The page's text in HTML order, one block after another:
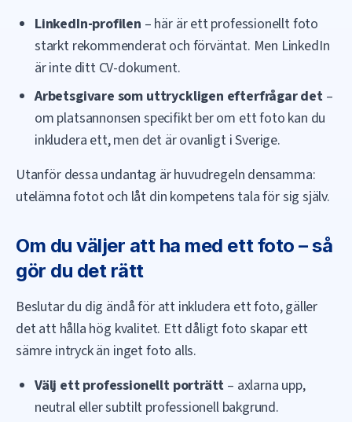
LinkedIn-profilen – här är ett professionellt foto
starkt rekommenderat och förväntat. Men LinkedIn
är inte ditt CV-dokument.
Arbetsgivare som uttryckligen efterfrågar det–
om platsannonsen specifikt ber om ett foto kan du
inkludera ett, men det är ovanligt i Sverige.
Utanför dessa undantag är huvudregeln densamma:
utelämna fotot och låt din kompetens tala för sig själv.
Om du väljer att ha med ett foto – så
gör du det rätt
Beslutar du dig ändå för att inkludera ett foto, gäller
det att hålla hög kvalitet. Ett dåligt foto skapar ett
sämre intryck än inget foto alls.
Välj ett professionellt porträtt – axlarna upp,
neutral eller subtilt professionell bakgrund.